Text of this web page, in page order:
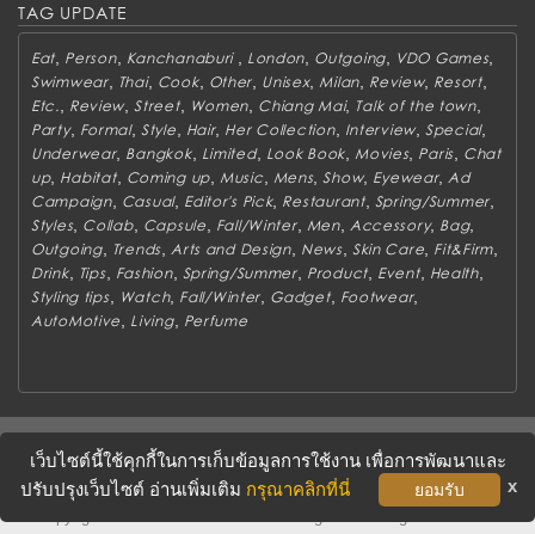
TAG UPDATE
Eat Person, Kanchanaburi London Outgoing, VDO Games,
Swimwear, Thai, Cook, Other Unisex, Milan Review, Resort,
Etc. Review,Street, Women Chiang Mai, Talk of the town,
Party, Formal, Style Hair, Her Collection, Interview,Special,
Underwear, Bangkok, Limited, Look Book Movies, Paris Chat
up, Habitat, Coming up, Music Mens,Show, Eyewear, Ad
Campaign, Casual, Editor's Pick, Restaurant, Spring/Summer
Styles, Collab, Capsule Fall/Winter, Men, Accessory, Bag,
Outgoing, Trends Arts and Design, News, Skin Care Fit&Firm
Drink, Tips, Fashion, Spring/Summer, Product, Event, Health,
Styling tips, Watch, Fall/Winter Gadget, Footwear,
AutoMotive Living, Perfume
TERMS & CONDITIONS
PRIVACY POLICY
เว็บไซต์นี้ใช้คุกกี้ในการเก็บข้อมูลการใช้งาน เพื่อการพัฒนาและ
ปรับปรุงเว็บไซต์ อ่านเพิ่มเติม กรุณาคลิกที่นี่ ยอมรับ x